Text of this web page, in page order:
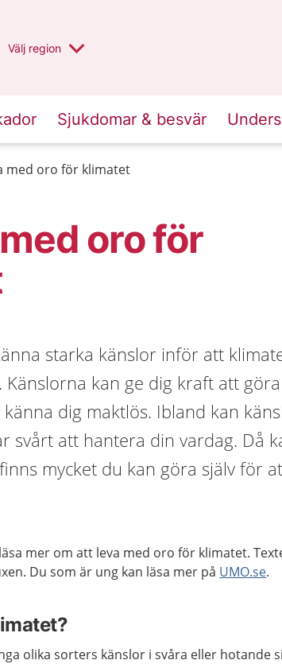
Du har valt region
Välj en annan
region
Sjukdomar & besvär
med oro för klimatet
oro för
starka känslor inför att
kan ge dig kraft att
dig maktlös. Ibland kan
svårt att hantera din vardag. Då
mycket du kan göra själv för
mer om att leva med oro för klimatet.
Du som är ung kan läsa mer på UMO.se.
olika sorters känslor i svåra eller hotande